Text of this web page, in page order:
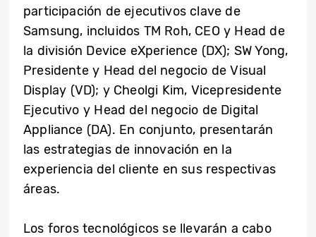
participación de ejecutivos clave de
Samsung, incluidos TM Roh, CEO y Head de
la división Device eXperience (DX); SW Yong,
Presidente y Head del negocio de Visual
Display (VD); y Cheolgi Kim, Vicepresidente
Ejecutivo y Head del negocio de Digital
Appliance (DA). En conjunto, presentarán
las estrategias de innovación en la
experiencia del cliente en sus respectivas
áreas.
Los foros tecnológicos se llevarán a cabo